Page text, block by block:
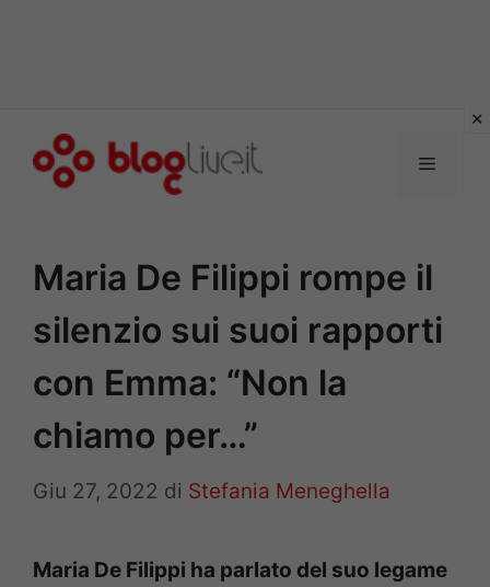
Menu
Maria De Filippi rompe il
silenzio sui suoi rapporti
con Emma: “Non la
chiamo per…”
Giu 27, 2022 di Stefania Meneghella
Maria De Filippi ha parlato del suo legame